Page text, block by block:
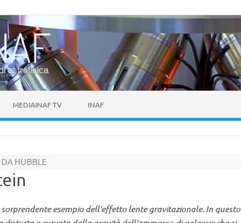
astrofisica
MEDIAINAF TV INAF
DA HUBBLE
esempio dell'effetto lente gravitazionale. In questo